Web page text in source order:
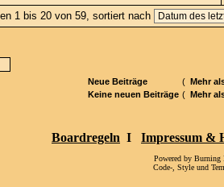
1 bis 20 von 59, sortiert nach
Neue Beiträge ( Mehr
Keine neuen Beiträge ( Mehr
Boardregeln I Impressum &
Powered by
Code-, Style und